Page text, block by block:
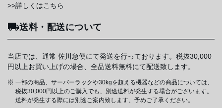
>>詳しくはこちら
送料・配送について
当店では、通常 佐川急便にて発送を行っております。税抜30,000
円以上お買い上げの場合、全品送料無料にて配送致します。
一部の商品、サーバーラックや30kgを超える機器などの商品については、
税抜30,000円以上のご購入でも、別途送料が発生する場合がございます。
送料が発生する際には別途ご案内致します、予めご了承ください。